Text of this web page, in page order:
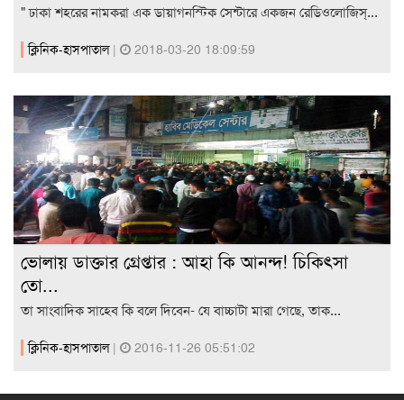
" ঢাকা শহরের নামকরা এক ডায়াগনস্টিক সেন্টারে একজন রেডিওলোজিস্...
ক্লিনিক-হাসপাতাল | 2018-03-20 18:09:59
ভোলায় ডাক্তার গ্রেপ্তার : আহা কি আনন্দ! চিকিৎসা
তো...
তা সাংবাদিক সাহেব কি বলে দিবেন- যে বাচ্চাটা মারা গেছে, তাক...
ক্লিনিক-হাসপাতাল | 2016-11-26 05:51:02